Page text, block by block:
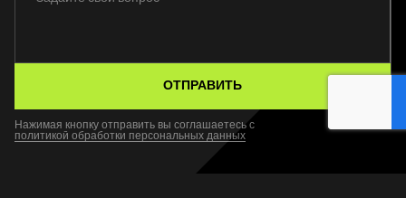
ОТПРАВИТЬ
Нажимая кнопку отправить вы соглашаетесь с
политикой обработки персональных данных